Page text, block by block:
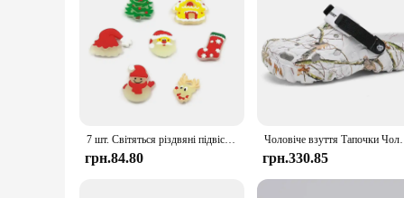
outing, the Crocs Kids Clog Crocband K is the ideal
7 шт. Світяться різдвяні підвіски для взуття для Crocs для Bubble Slides Сандалі Санта-Клаус Тапочки Аксесуари Подарунок на Різдво
грн.84.80
Чоловіче взуття Тапочки Чоловічі садові
грн.330.85